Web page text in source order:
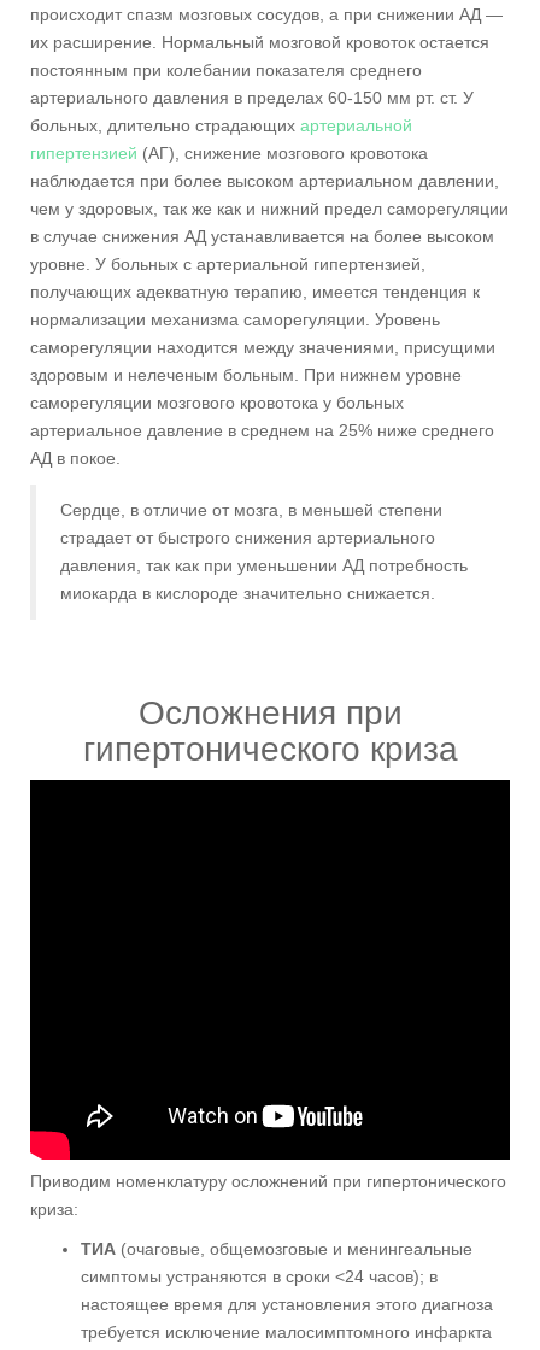
происходит спазм мозговых сосудов, а при снижении АД —
их расширение. Нормальный мозговой кровоток остается
постоянным при колебании показателя среднего
артериального давления в пределах 60-150 мм рт. ст. У
больных, длительно страдающих артериальной
гипертензией (АГ), снижение мозгового кровотока
наблюдается при более высоком артериальном давлении,
чем у здоровых, так же как и нижний предел саморегуляции
в случае снижения АД устанавливается на более высоком
уровне. У больных с артериальной гипертензией,
получающих адекватную терапию, имеется тенденция к
нормализации механизма саморегуляции. Уровень
саморегуляции находится между значениями, присущими
здоровым и нелеченым больным. При нижнем уровне
саморегуляции мозгового кровотока у больных
артериальное давление в среднем на 25% ниже среднего
АД в покое.
Сердце, в отличие от мозга, в меньшей степени
страдает от быстрого снижения артериального
давления, так как при уменьшении АД потребность
миокарда в кислороде значительно снижается.
Осложнения при
гипертонического криза
Приводим номенклатуру осложнений при гипертонического
криза:
ТИА (очаговые, общемозговые и менингеальные
симптомы устраняются в сроки <24 часов); в
настоящее время для установления этого диагноза
требуется исключение малосимптомного инфаркта